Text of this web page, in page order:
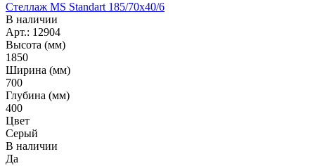
Стеллаж MS Standart 185/70х40/6
В наличии
Арт.: 12904
Высота (мм)
1850
Ширина (мм)
700
Глубина (мм)
400
Цвет
Серый
В наличии
Да